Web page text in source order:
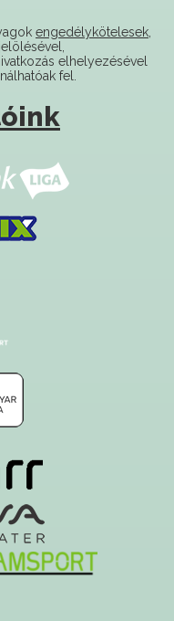
elhelyezésével
fel.
és üzemelteti!